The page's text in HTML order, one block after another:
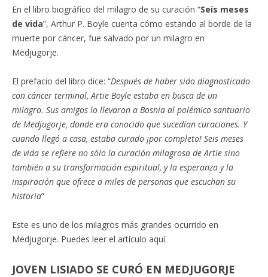
En el libro biográfico del milagro de su curación “Seis meses
de vida”, Arthur P. Boyle cuenta cómo estando al borde de la
muerte por cáncer, fue salvado por un milagro en
Medjugorje.
El prefacio del libro dice: “Después de haber sido diagnosticado
con cáncer terminal, Artie Boyle estaba en busca de un
milagro. Sus amigos lo llevaron a Bosnia al polémico santuario
de Medjugorje, donde era conocido que sucedían curaciones. Y
cuando llegó a casa, estaba curado ¡por completo! Seis meses
de vida se refiere no sólo la curación milagrosa de Artie sino
también a su transformación espiritual, y la esperanza y la
inspiración que ofrece a miles de personas que escuchan su
historia”
Este es uno de los milagros más grandes ocurrido en
Medjugorje. Puedes leer el artículo aquí.
JOVEN LISIADO SE CURÓ EN MEDJUGORJE